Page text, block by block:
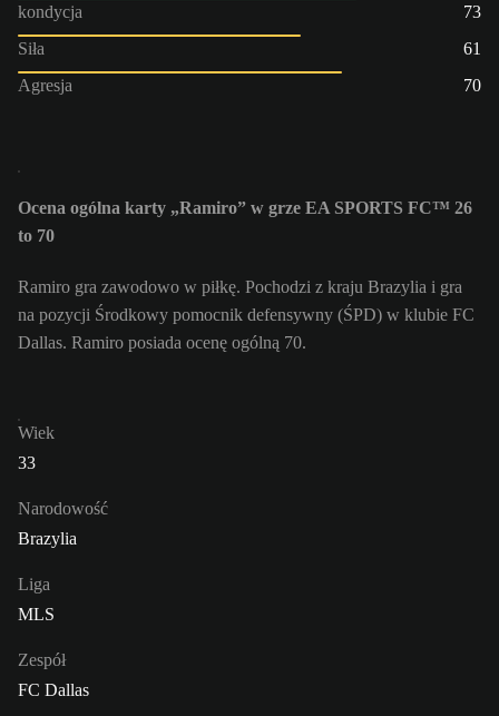
kondycja
73
Siła
61
Agresja
70
Ocena ogólna karty „Ramiro” w grze EA SPORTS FC™ 26
to 70
Ramiro gra zawodowo w piłkę. Pochodzi z kraju Brazylia i gra
na pozycji Środkowy pomocnik defensywny (ŚPD) w klubie FC
Dallas. Ramiro posiada ocenę ogólną 70.
Wiek
33
Narodowość
Brazylia
Liga
MLS
Zespół
FC Dallas